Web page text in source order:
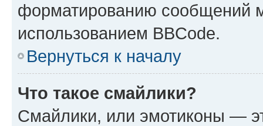
форматированию сообщений
использованием BBCode.
Вернуться к началу
Что такое смайлики?
Смайлики, или эмотиконы —